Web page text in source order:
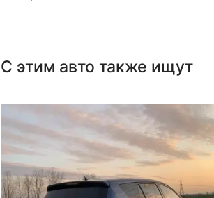
С этим авто также ищут